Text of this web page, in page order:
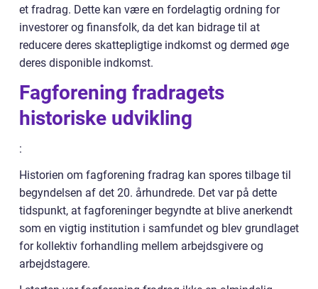
et fradrag. Dette kan være en fordelagtig ordning for
investorer og finansfolk, da det kan bidrage til at
reducere deres skattepligtige indkomst og dermed øge
deres disponible indkomst.
Fagforening fradragets
historiske udvikling
:
Historien om fagforening fradrag kan spores tilbage til
begyndelsen af det 20. århundrede. Det var på dette
tidspunkt, at fagforeninger begyndte at blive anerkendt
som en vigtig institution i samfundet og blev grundlaget
for kollektiv forhandling mellem arbejdsgivere og
arbejdstagere.